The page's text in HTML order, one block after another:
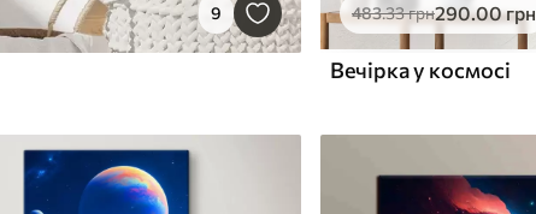
9 483.33грн290.00грн
Вечірка у космосі